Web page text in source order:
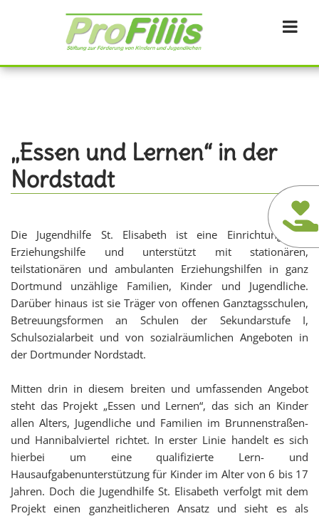
„Essen und Lernen“ in der
Nordstadt
Die Jugendhilfe St. Elisabeth ist eine Einrichtung der
Erziehungshilfe und unterstützt mit stationären,
teilstationären und ambulanten Erziehungshilfen in ganz
Dortmund unzählige Familien, Kinder und Jugendliche.
Darüber hinaus ist sie Träger von offenen Ganztagsschulen,
Betreuungsformen an Schulen der Sekundarstufe I,
Schulsozialarbeit und von sozialräumlichen Angeboten in
der Dortmunder Nordstadt.
Mitten drin in diesem breiten und umfassenden Angebot
steht das Projekt „Essen und Lernen“, das sich an Kinder
allen Alters, Jugendliche und Familien im Brunnenstraßen-
und Hannibalviertel richtet. In erster Linie handelt es sich
hierbei um eine qualifizierte Lern- und
Hausaufgabenunterstützung für Kinder im Alter von 6 bis 17
Jahren. Doch die Jugendhilfe St. Elisabeth verfolgt mit dem
Projekt einen ganzheitlicheren Ansatz und sieht es als